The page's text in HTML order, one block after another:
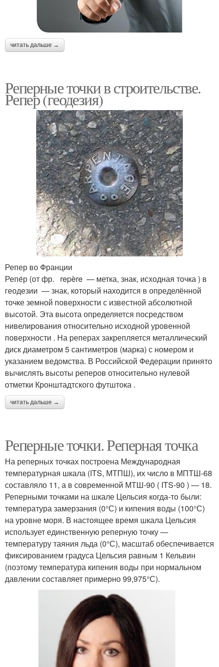
читать дальше →
Реперные точки в строительстве.
Репер (геодезия)
Репер во Франции
Репе́р (от фр. repère — метка, знак, исходная точка ) в
геодезии — знак, который находится в определённой
точке земной поверхности с известной абсолютной
высотой. Эта высота определяется посредством
нивелирования относительно исходной уровенной
поверхности . На реперах закрепляется металлический
диск диаметром 5 сантиметров (марка) с номером и
указанием ведомства. В Российской Федерации принято
вычислять высоты реперов относительно нулевой
отметки Кронштадтского футштока .
читать дальше →
Реперные точки. Реперная точка
На реперных точках построена Международная
температурная шкала (ITS, МТПШ), их число в МПТШ-68
составляло 11, а в современной МТШ-90 ( ITS-90 ) — 18.
Реперными точками на шкале Цельсия когда-то были:
температура замерзания (0°С) и кипения воды (100°С)
на уровне моря. В настоящее время шкала Цельсия
использует единственную реперную точку —
температуру таяния льда (0°С), масштаб обеспечивается
фиксированием градуса Цельсия равным 1 Кельвин
(поэтому температура кипения воды при нормальном
давлении составляет примерно 99,975°С).